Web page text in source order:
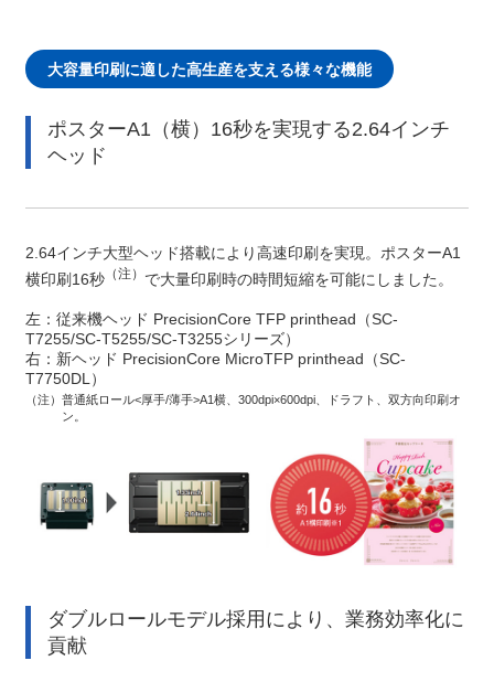
大容量印刷に適した高生産を支える様々な機能
ポスターA1（横）16秒を実現する2.64インチ
ヘッド
2.64インチ大型ヘッド搭載により高速印刷を実現。ポスターA1
横印刷16秒 （注） で大量印刷時の時間短縮を可能にしました。
左：従来機ヘッド PrecisionCore TFP printhead（SC-
T7255/SC-T5255/SC-T3255シリーズ）
右：新ヘッド PrecisionCore MicroTFP printhead（SC-
T7750DL）
（注） 普通紙ロール<厚手/薄手>A1横、300dpi×600dpi、ドラフト、双方向印刷オ
ン。
ダブルロールモデル採用により、業務効率化に
貢献